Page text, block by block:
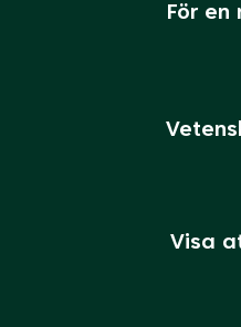
För en
Visa